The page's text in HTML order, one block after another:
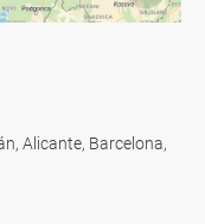
Alicante, Barcelona,